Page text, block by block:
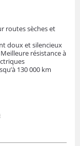
routes sèches et
doux et silencieux
Meilleure résistance à
130 000 km